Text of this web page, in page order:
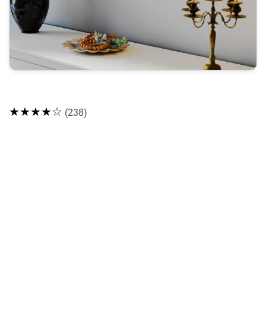
★★★★☆ (238)